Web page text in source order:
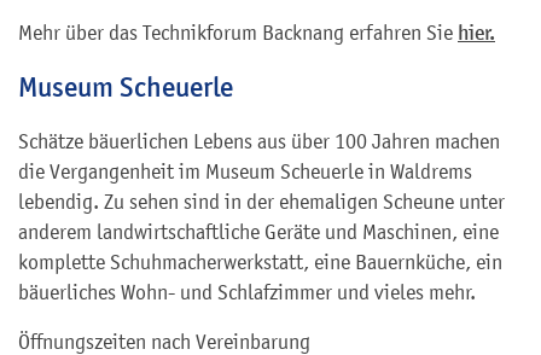
Mehr über das Technikforum Backnang erfahren Sie hier.
Museum Scheuerle
Schätze bäuerlichen Lebens aus über 100 Jahren machen
die Vergangenheit im Museum Scheuerle in Waldrems
lebendig. Zu sehen sind in der ehemaligen Scheune unter
anderem landwirtschaftliche Geräte und Maschinen, eine
komplette Schuhmacherwerkstatt, eine Bauernküche, ein
bäuerliches Wohn- und Schlafzimmer und vieles mehr.
Öffnungszeiten nach Vereinbarung